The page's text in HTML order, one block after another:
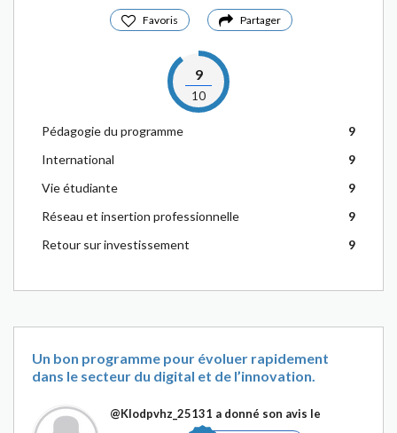
Favoris Partager
9
10
Pédagogie du programme
9
International
9
Vie étudiante
9
Réseau et insertion professionnelle
9
Retour sur investissement
9
Un bon programme pour évoluer rapidement
dans le secteur du digital et de l’innovation.
@Klodpvhz_25131 a donné son avis le